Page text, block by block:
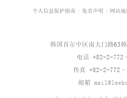
个人信息保护指南 免责声明 网站地
韩国首尔中区南大门路63
电话 +82-2-
传真 +82-2-
邮箱